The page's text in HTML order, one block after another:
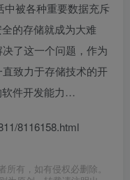
被各种重要数据充斥
的存储就成为大难
了这一个问题，作为
致力于存储技术的开
软件开发能力…
8116158.html
有，如有侵权必删除。